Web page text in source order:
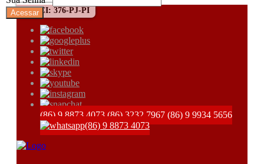
CRECI: 376-PJ-PI
(86) 9 8873 4073 (86) 3232 7967 (86) 9 9934 5656
(86) 9 8873 4073